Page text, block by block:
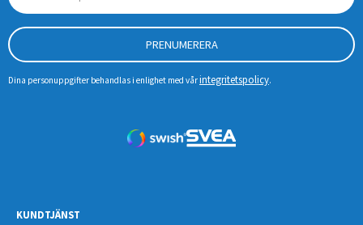
PRENUMERERA
Dina personuppgifter behandlas i enlighet med vårintegritetspolicy.
KUNDTJÄNST